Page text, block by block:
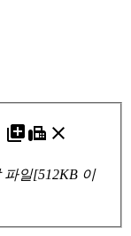
add_to_photosfax close
파일[512KB 이